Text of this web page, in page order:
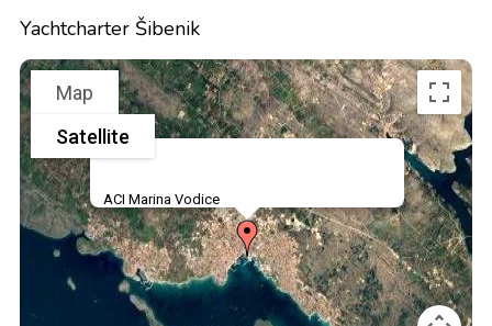
Yachtcharter Šibenik
ACI Marina Vodice
Map
Satellite